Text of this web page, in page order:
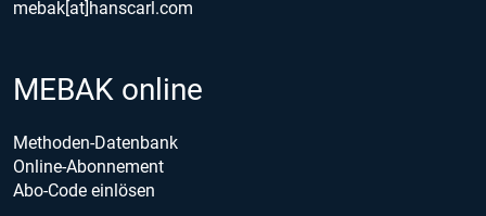
mebak[at]hanscarl.com
MEBAK online
Methoden-Datenbank
Online-Abonnement
Abo-Code einlösen